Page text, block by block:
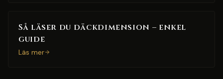
Så läser du däckdimension – enkel
guide
Läs mer